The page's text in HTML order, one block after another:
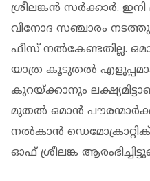
ശ്രീലങ്കൻ സർക്കാർ.
വിനോദ സഞ്ചാരം
ഫീസ് നൽകേണ്ടതില്ല.
യാത്ര കൂടുതൽ
കുറയ്ക്കാനും
മുതൽ ഒമാൻ
നൽകാൻ ഡെമോക്രാറ്റിക്
ഓഫ് ശ്രീലങ്ക